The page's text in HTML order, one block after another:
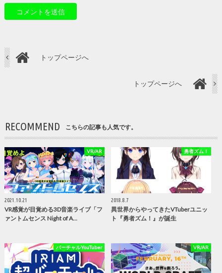
トップページへ
トップページへ
RECOMMEND こちらの記事も人気です。
VR/AR
2021.10.21
VR感覚が目覚める3D音楽ライブ「フ
ァントムセンス Night of A…
勇者ズム！
2018.8.7
異世界からやってきたVTuberユニッ
ト『勇者ズム！』が誕生
バーチャルYouTuber VR/AR